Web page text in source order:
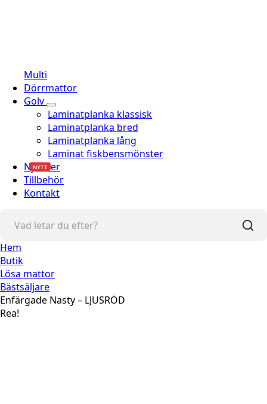
Multi
Dörrmattor
Golv
Laminatplanka klassisk
Laminatplanka bred
Laminatplanka lång
Laminat fiskbensmönster
Nyheter
NYTT
Tillbehör
Kontakt
Hem
Butik
Lösa mattor
Bästsäljare
Enfärgade Nasty – LJUSRÖD
Rea!